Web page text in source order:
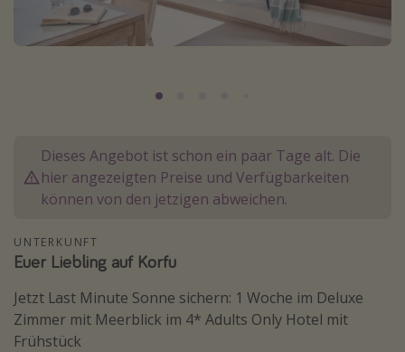
Gozo Urlaub
Normandie Urlaub
Krabi Urlaub
Tulum Urlaub
Japan Rundreise
Reisethemen
Alle Reisethemen
Dieses Angebot ist schon ein paar Tage alt. Die
hier angezeigten Preise und Verfügbarkeiten
können von den jetzigen abweichen.
UNTERKUNFT
Euer Liebling auf Korfu
Jetzt Last Minute Sonne sichern: 1 Woche im Deluxe
Zimmer mit Meerblick im 4* Adults Only Hotel mit
Frühstück